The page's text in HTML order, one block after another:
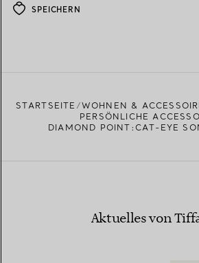
SPEICHERN
STARTSEITE WOHNEN &
PERSÖNLICHE
DIAMOND POINT:CAT-EYE
Aktuelles von